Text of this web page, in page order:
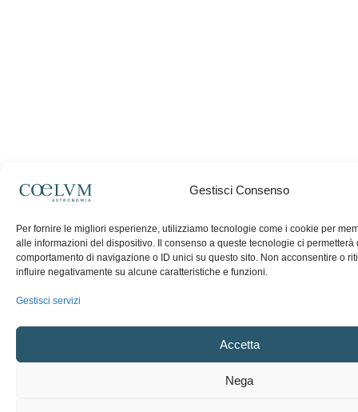
Gestisci Consenso
Per fornire le migliori esperienze, utilizziamo tecnologie come i cookie per
alle informazioni del dispositivo. Il consenso a queste tecnologie ci
comportamento di navigazione o ID unici su questo sito. Non acconsentire o
influire negativamente su alcune caratteristiche e funzioni.
Gestisci servizi
Accetta
Nega